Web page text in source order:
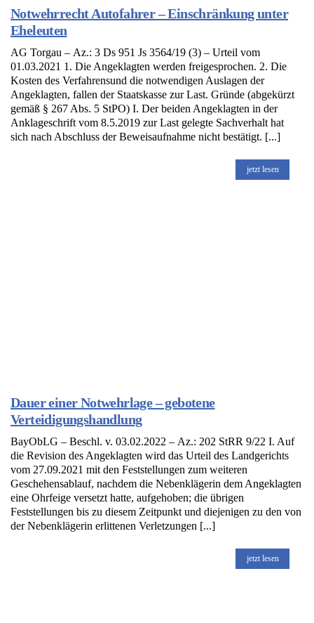
Notwehrrecht Autofahrer – Einschränkung unter
Eheleuten
AG Torgau – Az.: 3 Ds 951 Js 3564/19 (3) – Urteil vom
01.03.2021 1. Die Angeklagten werden freigesprochen. 2. Die
Kosten des Verfahrensund die notwendigen Auslagen der
Angeklagten, fallen der Staatskasse zur Last. Gründe (abgekürzt
gemäß § 267 Abs. 5 StPO) I. Der beiden Angeklagten in der
Anklageschrift vom 8.5.2019 zur Last gelegte Sachverhalt hat
sich nach Abschluss der Beweisaufnahme nicht bestätigt. [...]
jetzt lesen
Dauer einer Notwehrlage – gebotene
Verteidigungshandlung
BayObLG – Beschl. v. 03.02.2022 – Az.: 202 StRR 9/22 I. Auf
die Revision des Angeklagten wird das Urteil des Landgerichts
vom 27.09.2021 mit den Feststellungen zum weiteren
Geschehensablauf, nachdem die Nebenklägerin dem Angeklagten
eine Ohrfeige versetzt hatte, aufgehoben; die übrigen
Feststellungen bis zu diesem Zeitpunkt und diejenigen zu den von
der Nebenklägerin erlittenen Verletzungen [...]
jetzt lesen